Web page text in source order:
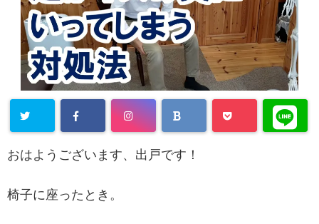
おはようございます、出戸です！
椅子に座ったとき。